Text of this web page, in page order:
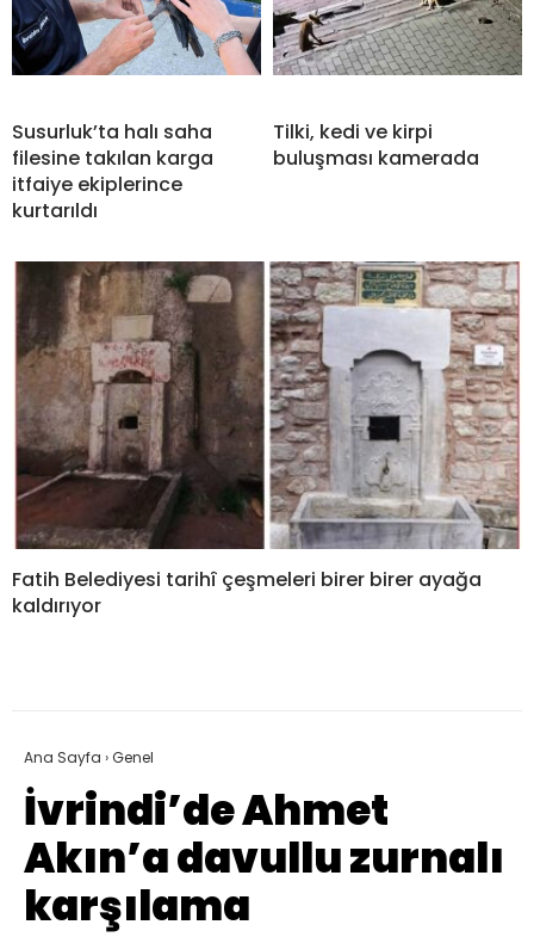
Susurluk’ta halı saha
filesine takılan karga
itfaiye ekiplerince
kurtarıldı
Tilki, kedi ve kirpi
buluşması kamerada
Fatih Belediyesi tarihî çeşmeleri birer birer ayağa
kaldırıyor
Ana Sayfa ›Genel
İvrindi’de Ahmet
Akın’a davullu zurnalı
karşılama